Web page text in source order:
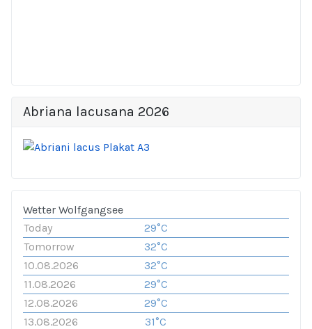
Abriana lacusana 2026
Wetter Wolfgangsee
Today
29°C
Tomorrow
32°C
10.08.2026
32°C
11.08.2026
29°C
12.08.2026
29°C
13.08.2026
31°C